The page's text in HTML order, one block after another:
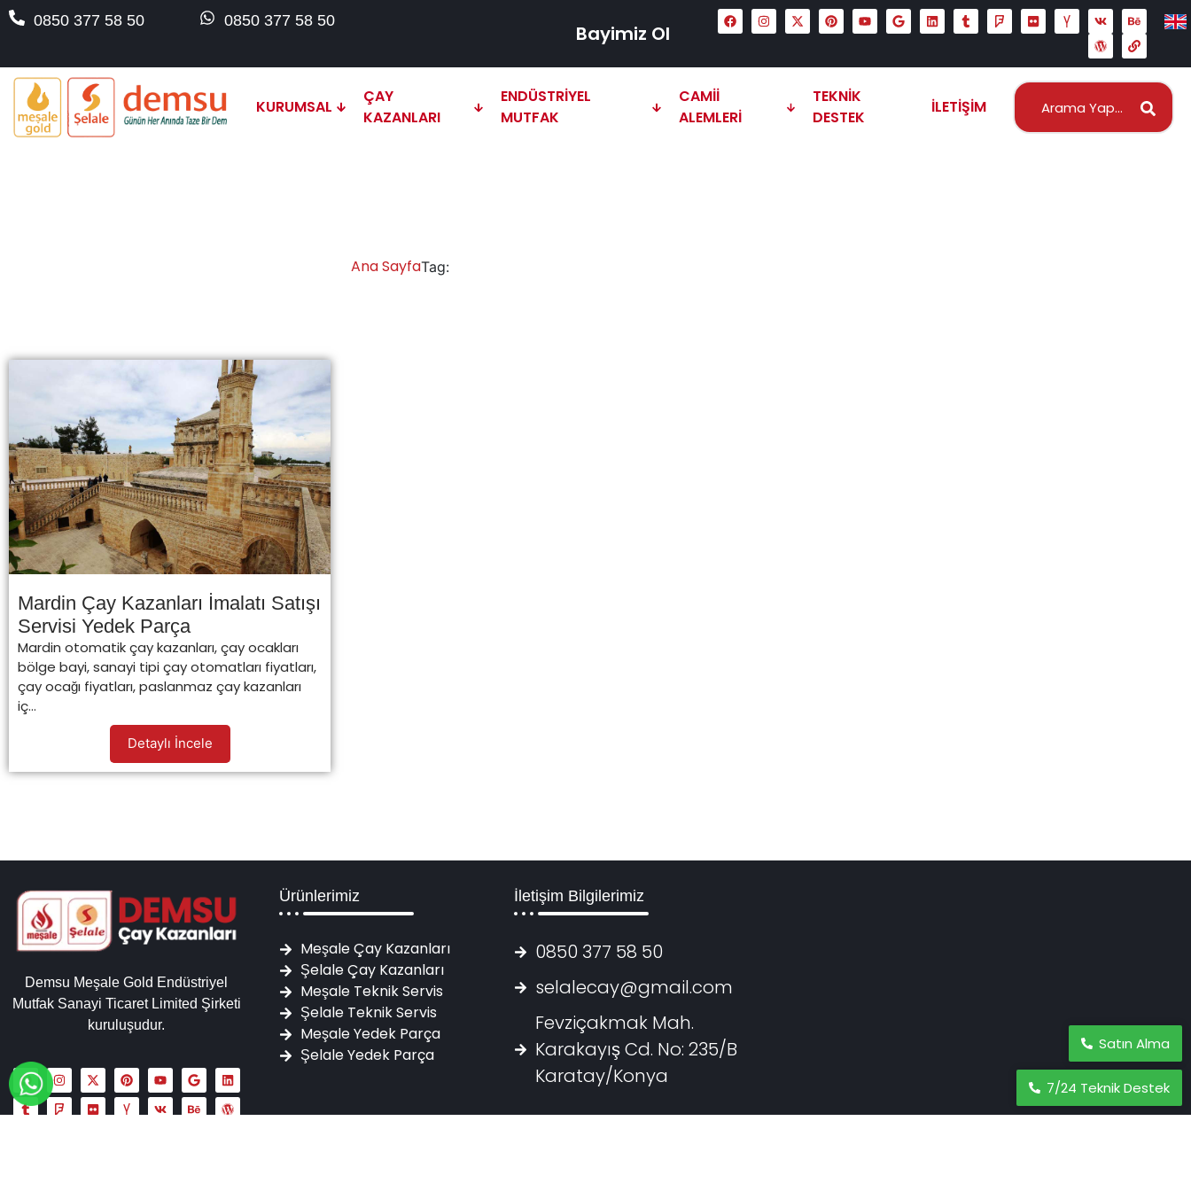
0850 377 58 50 0850 377 58 50
Bayimiz Ol
KURUMSAL
ÇAY
KAZANLARI
ENDÜSTRIYEL
MUTFAK
CAMII
ALEMLERI
TEKNIK
DESTEK
İLETIŞIM
Ana SayfaTag:
Mardin Çay Kazanları İmalatı Satışı
Servisi Yedek Parça
Mardin otomatik çay kazanları, çay ocakları
bölge bayi, sanayi tipi çay otomatları fiyatları,
çay ocağı fiyatları, paslanmaz çay kazanları
iç...
Detaylı İncele
Demsu Meşale Gold Endüstriyel
Mutfak Sanayi Ticaret Limited Şirketi
kuruluşudur.
Ürünlerimiz
Meşale Çay Kazanları
Şelale Çay Kazanları
Meşale Teknik Servis
Şelale Teknik Servis
Meşale Yedek Parça
Şelale Yedek Parça
İletişim Bilgilerimiz
0850 377 58 50
selalecay@gmail.com
Fevziçakmak Mah.
Karakayış Cd. No: 235/B
Karatay/Konya
7/24 Teknik Destek
Satın Alma